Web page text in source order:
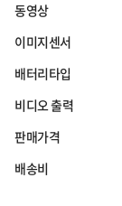
동영상
이미지센서
배터리타입
비디오 출력
판매가격
배송비